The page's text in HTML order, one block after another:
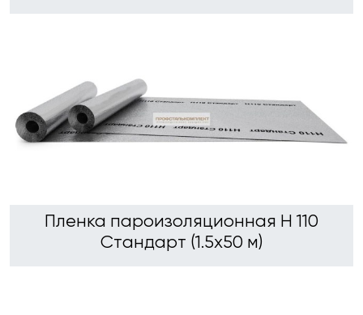
Пленка пароизоляционная Н 110
Стандарт (1.5х50 м)